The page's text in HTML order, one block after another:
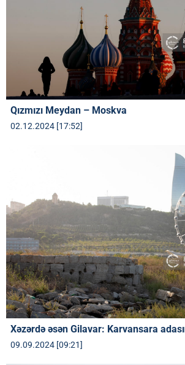
Qızmızı Meydan – Moskva
02.12.2024 [17:52]
Xəzərdə əsən Gilavar: Karvansara
09.09.2024 [09:21]